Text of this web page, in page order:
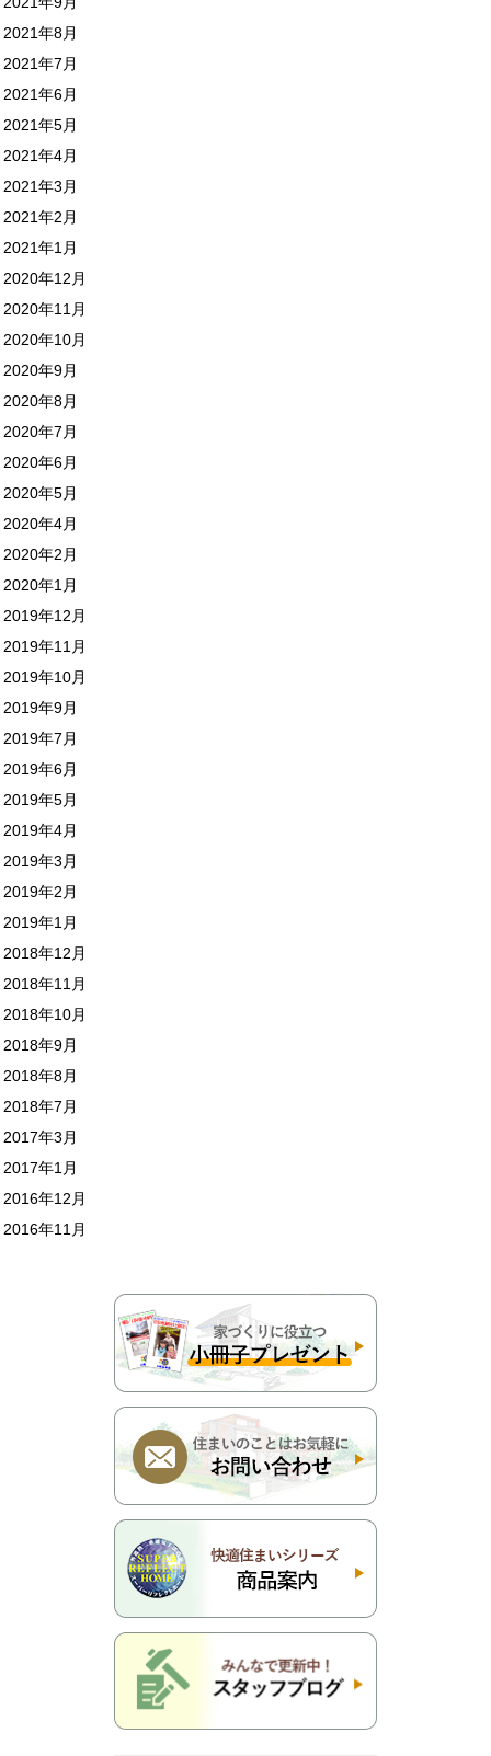
2021年8月
2021年7月
2021年6月
2021年5月
2021年4月
2021年3月
2021年2月
2021年1月
2020年12月
2020年11月
2020年10月
2020年9月
2020年8月
2020年7月
2020年6月
2020年5月
2020年4月
2020年2月
2020年1月
2019年12月
2019年11月
2019年10月
2019年9月
2019年7月
2019年6月
2019年5月
2019年4月
2019年3月
2019年2月
2019年1月
2018年12月
2018年11月
2018年10月
2018年9月
2018年8月
2018年7月
2017年3月
2017年1月
2016年12月
2016年11月